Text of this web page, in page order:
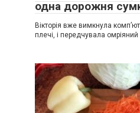
одна дорожня
Вікторія вже вимкнула
плечі, і передчувала омріяний